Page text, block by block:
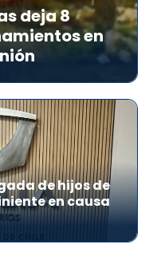
deja 8
en
de hijos de
en causa